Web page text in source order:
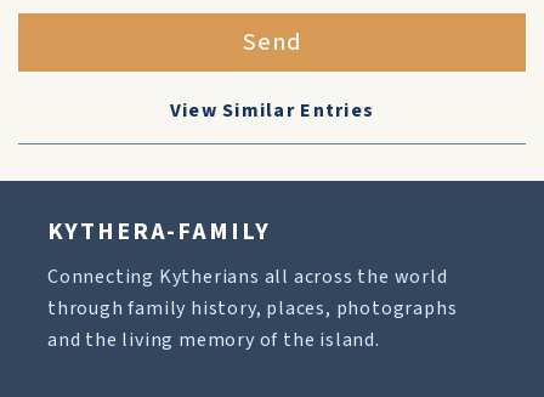
Send
View Similar Entries
KYTHERA-FAMILY
Connecting Kytherians all across the world
through family history, places, photographs
and the living memory of the island.